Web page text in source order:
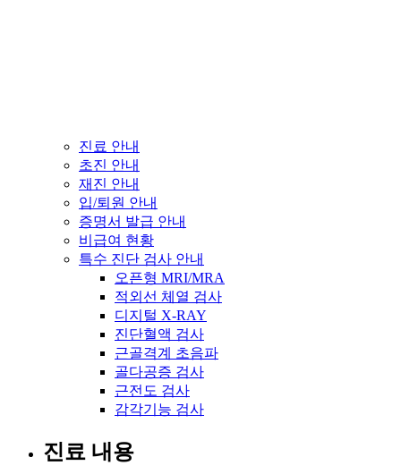
진료 안내
초진 안내
재진 안내
입/퇴원 안내
증명서 발급 안내
비급여 현황
특수 진단 검사 안내
오픈형 MRI/MRA
적외선 체열 검사
디지털 X-RAY
진단혈액 검사
근골격계 초음파
골다공증 검사
근전도 검사
감각기능 검사
진료 내용